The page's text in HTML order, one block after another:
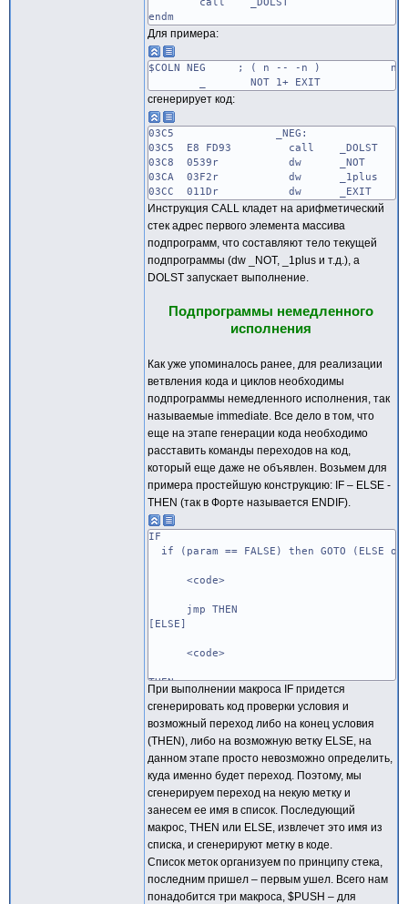
endm
Для примера:
$COLN NEG ; ( n -- -n ) n =
_ NOT 1+ EXIT
сгенерирует код:
03C5 _NEG:
03C5 E8 FD93 call _DOLST
03C8 0539r dw _NOT
03CA 03F2r dw _1plus
03CC 011Dr dw _EXIT
Инструкция CALL кладет на арифметический
стек адрес первого элемента массива
подпрограмм, что составляют тело текущей
подпрограммы (dw _NOT, _1plus и т.д.), а
DOLST запускает выполнение.
Подпрограммы немедленного
исполнения
Как уже упоминалось ранее, для реализации
ветвления кода и циклов необходимы
подпрограммы немедленного исполнения, так
называемые immediate. Все дело в том, что
еще на этапе генерации кода необходимо
расставить команды переходов на код,
который еще даже не объявлен. Возьмем для
примера простейшую конструкцию: IF – ELSE -
THEN (так в Форте называется ENDIF).
IF
if (param == FALSE) then GOTO (ELSE or
<code>
jmp THEN
[ELSE]
<code>
THEN
При выполнении макроса IF придется
сгенерировать код проверки условия и
возможный переход либо на конец условия
(THEN), либо на возможную ветку ELSE, на
данном этапе просто невозможно определить,
куда именно будет переход. Поэтому, мы
сгенерируем переход на некую метку и
занесем ее имя в список. Последующий
макрос, THEN или ELSE, извлечет это имя из
списка, и сгенерируют метку в коде.
Список меток организуем по принципу стека,
последним пришел – первым ушел. Всего нам
понадобится три макроса, $PUSH – для